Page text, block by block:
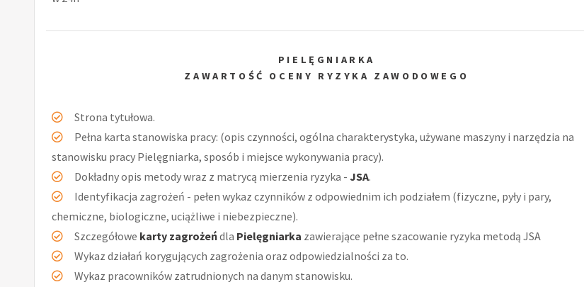
PIELĘGNIARKA
ZAWARTOŚĆ OCENY RYZYKA ZAWODOWEGO
Strona tytułowa.
Pełna karta stanowiska pracy: (opis czynności, ogólna charakterystyka, używane maszyny i narzędzia na
stanowisku pracy Pielęgniarka, sposób i miejsce wykonywania pracy).
Dokładny opis metody wraz z matrycą mierzenia ryzyka - JSA.
Identyfikacja zagrożeń - pełen wykaz czynników z odpowiednim ich podziałem (fizyczne, pyły i pary,
chemiczne, biologiczne, uciążliwe i niebezpieczne).
Szczegółowe karty zagrożeńdla Pielęgniarka zawierające pełne szacowanie ryzyka metodą JSA
Wykaz działań korygujących zagrożenia oraz odpowiedzialności za to.
Wykaz pracowników zatrudnionych na danym stanowisku.